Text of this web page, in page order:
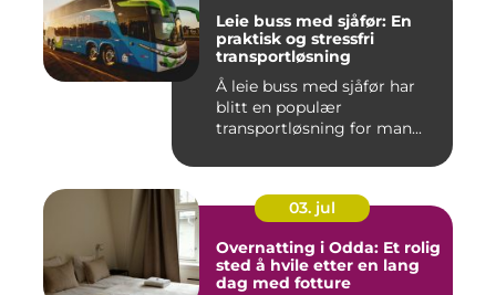
Leie buss med sjåfør: En
praktisk og stressfri
transportløsning
Å leie buss med sjåfør har
blitt en populær
transportløsning for man...
03. jul
Overnatting i Odda: Et rolig
sted å hvile etter en lang
dag med fotture